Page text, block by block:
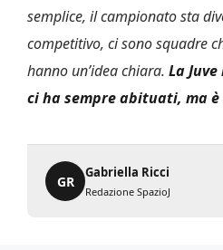
semplice, il campionato sta
competitivo, ci sono squadre
hanno un’idea chiara. La
ci ha sempre abituati, ma
GR
Gabriella Ricci
Redazione SpazioJ